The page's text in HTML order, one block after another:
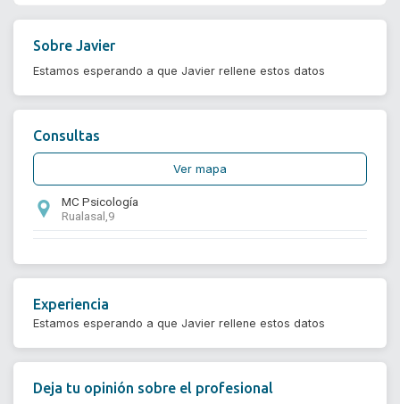
SobreJavier
Estamos esperando a que Javier rellene estos datos
Consultas
Ver mapa
MC Psicología
Rualasal,9
Experiencia
Estamos esperando a que Javier rellene estos datos
Deja tu opinión sobre el profesional